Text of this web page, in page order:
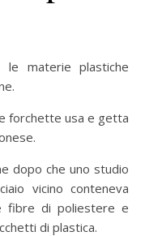
forchette usa e getta
dopo che uno studio
vicino conteneva
fibre di poliestere e
di plastica.